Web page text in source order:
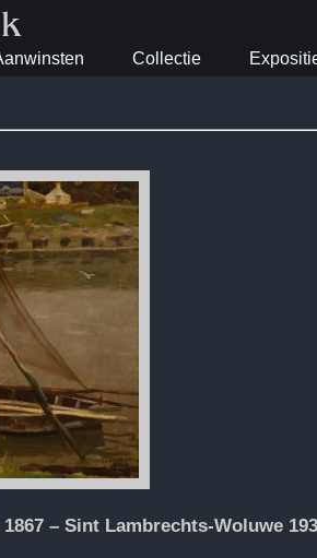
Collectie
– Sint Lambrechts-Woluwe